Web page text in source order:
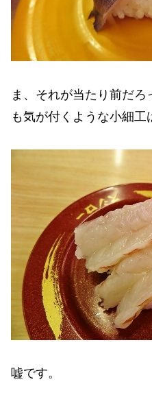
ま、それが当たり前だ
も気が付くような小細工
嘘です。